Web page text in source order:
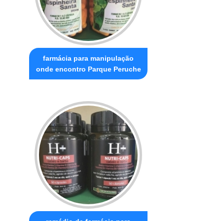
farmácia para manipulação
onde encontro Parque Peruche